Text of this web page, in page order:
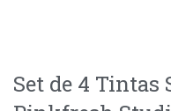
Set de 4